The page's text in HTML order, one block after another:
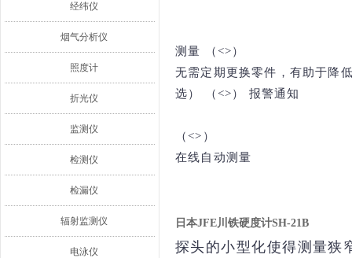
经纬仪
烟气分析仪
照度计
折光仪
监测仪
检测仪
检漏仪
辐射监测仪
电泳仪
测量 （<>）
无需定期更换零件，有助于降
选） （<>） 报警通知
（<>）
在线自动测量
日本JFE川铁硬度计SH-21B
探头的小型化使得测量狭